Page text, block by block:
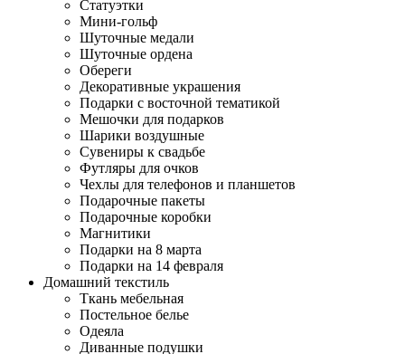
Статуэтки
Мини-гольф
Шуточные медали
Шуточные ордена
Обереги
Декоративные украшения
Подарки с восточной тематикой
Мешочки для подарков
Шарики воздушные
Сувениры к свадьбе
Футляры для очков
Чехлы для телефонов и планшетов
Подарочные пакеты
Подарочные коробки
Магнитики
Подарки на 8 марта
Подарки на 14 февраля
Домашний текстиль
Ткань мебельная
Постельное белье
Одеяла
Диванные подушки